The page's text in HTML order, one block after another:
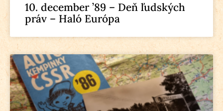
10. december ’89 – Deň ľudských
práv – Haló Európa